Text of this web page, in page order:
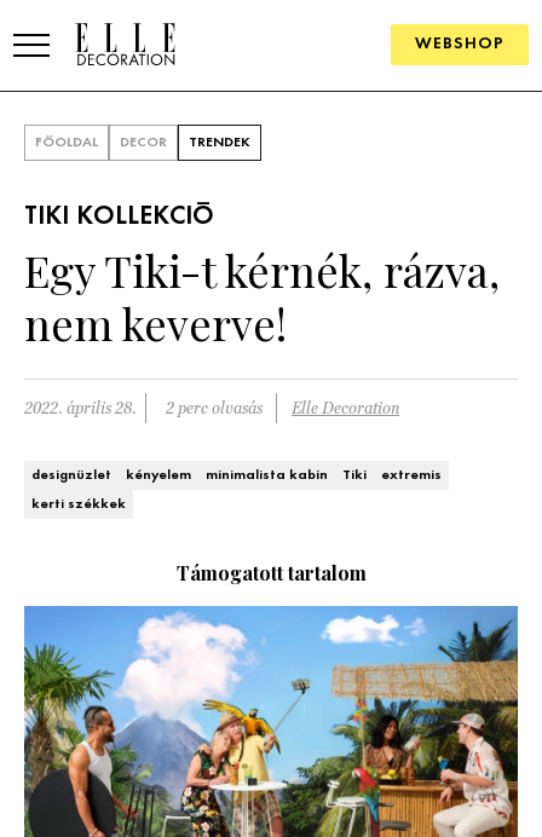
WEBSHOP
SZOBÁK
Konyha
Fürdőszoba
Hálószoba
ÖTLETEK
SZÉP TEREK
Lakások
HÍRLEVÉL
FŐOLDAL DECOR TRENDEK
TIKI KOLLEKCIÓ
Egy Tiki-t kérnék, rázva,
nem keverve!
2022. április 28. 2 perc olvasás Elle Decoration
designüzlet kényelem minimalista kabin Tiki
extremis
kerti székkek
Támogatott tartalom